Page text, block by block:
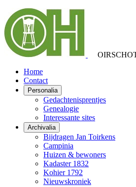
Home
Contact
Personalia
Gedachtenisprentjes
Genealogie
Interessante sites
Archivalia
Bijdragen Jan Toirkens
Campinia
Huizen & bewoners
Kadaster 1832
Kohier 1792
Nieuwskroniek